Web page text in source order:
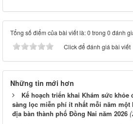
Tổng số điểm của bài viết là: 0 trong 0 đánh
Click để đánh giá bài viết
Những tin mới hơn
Kế hoạch triển khai Khám sức khỏe
sàng lọc miễn phí ít nhất mỗi năm
địa bàn thành phố Đồng Nai năm 2026